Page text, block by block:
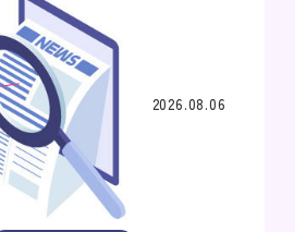
2026.08.06